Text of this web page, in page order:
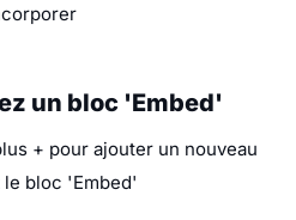
un bloc 'Embed'
+ pour ajouter un nouveau
bloc 'Embed'